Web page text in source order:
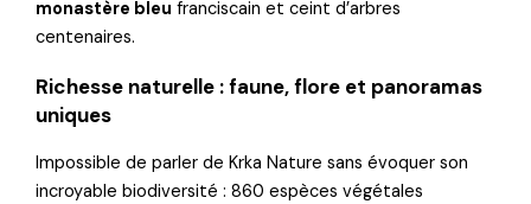
monastère bleu franciscain et ceint d’arbres
centenaires.
Richesse naturelle : faune, flore et panoramas
uniques
Impossible de parler de Krka Nature sans évoquer son
incroyable biodiversité : 860 espèces végétales